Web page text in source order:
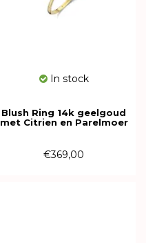
In stock
Blush Ring 14k geelgoud
met Citrien en Parelmoer
€369,00